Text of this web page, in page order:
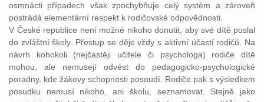
osmnácti případech však zpochybňuje celý systém a zároveň
postrádá elementární respekt k rodičovské odpovědnosti.
V České republice není možné nikoho donutit, aby své dítě poslal
do zvláštní školy. Přestup se děje vždy s aktivní účastí rodičů. Na
návrh kohokoli (nejčastěji učitele či psychologa) rodiče dítě
mohou, ale nemusejí odvést do pedagogicko-psychologické
poradny, kde žákovy schopnosti posoudí. Rodiče pak s výsledkem
posudku nemusí nikoho, ani školu, seznamovat. Stejně jako